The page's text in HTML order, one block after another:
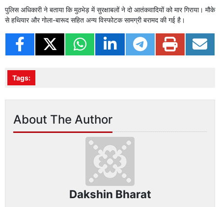
पुलिस अधिकारी ने बताया कि मुठभेड़ में सुरक्षाबलों ने दो आतंकवादियों को मार गिराया। मौके
से हथियार और गोला-बारूद सहित अन्य विस्फोटक सामग्री बरामद की गई है।
Tags:
About The Author
Dakshin Bharat